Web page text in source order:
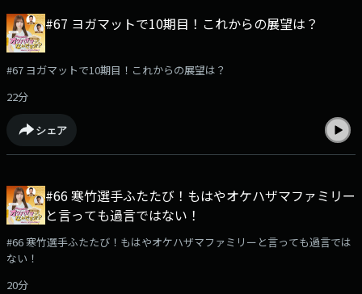
#67 ヨガマットで10期目！これからの展望は？
#67 ヨガマットで10期目！これからの展望は？
22分
シェア
#66 寒竹選手ふたたび！もはやオケハザマファミリー
と言っても過言ではない！
#66 寒竹選手ふたたび！もはやオケハザマファミリーと言っても過言では
ない！
20分